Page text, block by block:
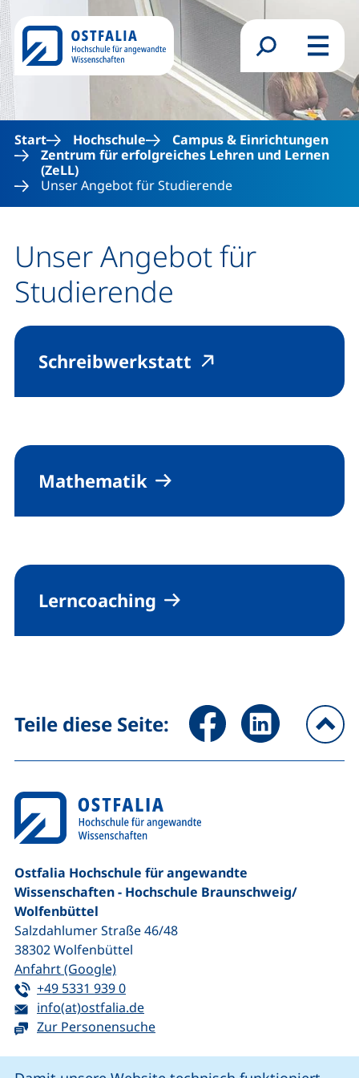
Direkt zum Inhalt
Suchformular
Menü
Start Hochschule
Campus & Einrichtungen
Zentrum für erfolgreiches Lehren und Lernen
(ZeLL)
Unser Angebot für Studierende
Unser Angebot für
Studierende
Schreibwerkstatt (externer Link,
Mathematik
Lerncoaching
Teile diese Seite: Seite über Facebook teilen
Seite über
Ostfalia Hochschule für angewandte
Wissenschaften - Hochschule Braunschweig/​
Wolfenbüttel
Salzdahlumer Straße 46/48
38302Wolfenbüttel
Anfahrt (Google)(externer Link, öffnet neues Fenster)
Tel:
+49 5331 939 0(startet einen Telefonanruf, wenn Ihr
E-Mail:
info(at)ostfalia.de(öffnet Ihr E-Mail-Programm)
Zur Personensuche